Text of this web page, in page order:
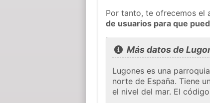
Por tanto, te ofrecemos el
de usuarios para que
Más datos de
Lugones es una
norte de España. Tiene
el nivel del mar. El